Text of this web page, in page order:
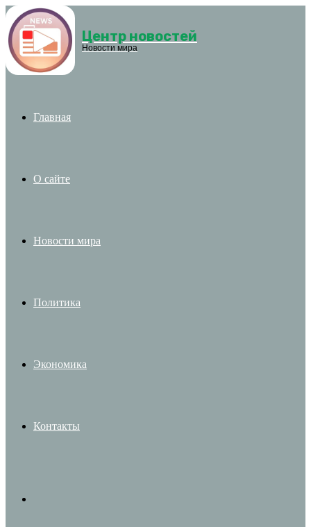
Menu Центр новостей
Новости мира
Главная
О сайте
Новости мира
Политика
Экономика
Контакты